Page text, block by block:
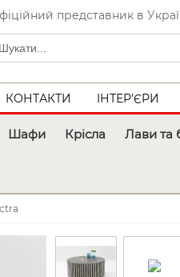
представник в
КОНТАКТИ ІНТЕР'ЄРИ
Шафи Крісла Лави та